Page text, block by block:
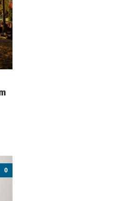
0